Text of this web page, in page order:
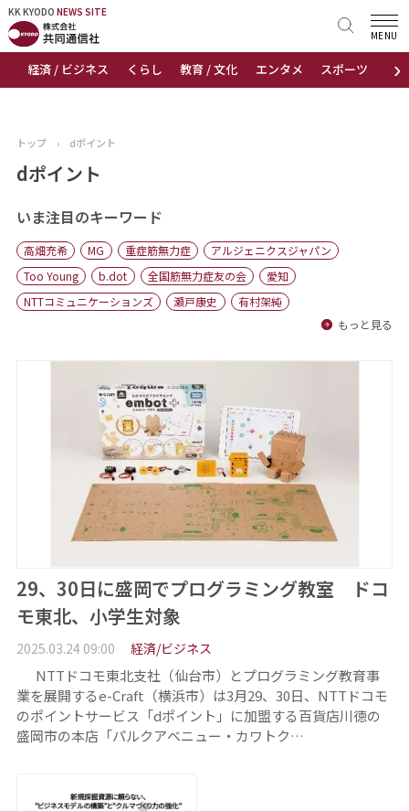
KK KYODO NEWS SITE
›
経済 / ビジネス くらし 教育 / 文化 エンタメ スポーツ 地域
MENU
KK KYODONEWS SITE
トップページ
ニュース
おすすめコンテンツ
出版物
会社概要
トップ › dポイント
dポイント
いま注目のキーワード
高畑充希 MG 重症筋無力症
アルジェニクスジャパン
Too Young
b.dot 全国筋無力症友の会
愛知
NTTコミュニケーションズ
瀬戸康史
有村架純
もっと見る
29、30日に盛岡でプログラミング教室 ドコ
モ東北、小学生対象
2025.03.24 09:00 経済/ビジネス
NTTドコモ東北支社（仙台市）とプログラミング教育事
業を展開するe-Craft（横浜市）は3月29、30日、NTTドコモ
のポイントサービス「dポイント」に加盟する百貨店川徳の
盛岡市の本店「パルクアベニュー・カワトク…